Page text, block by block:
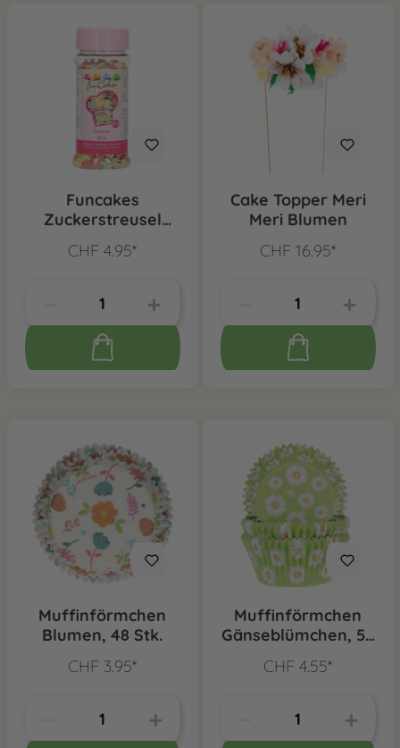
Funcakes
Zuckerstreusel
CHF 4.95*
Cake Topper Meri
Meri Blumen
CHF 16.95*
Muffinförmchen
Blumen, 48 Stk.
CHF 3.95*
Muffinförmchen
Gänseblümchen, 50
CHF 4.55*